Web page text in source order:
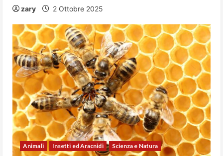
zary 2 Ottobre 2025
Animali Insetti ed Aracnidi Scienza e Natura